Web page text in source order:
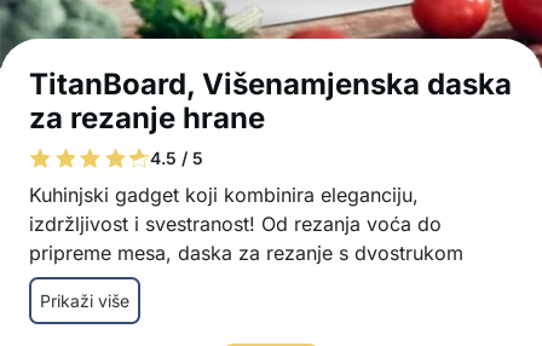
TitanBoard, Višenamjenska daska
za rezanje hrane
4.5 / 5
Kuhinjski gadget koji kombinira eleganciju,
izdržljivost i svestranost! Od rezanja voća do
pripreme mesa, daska za rezanje s dvostrukom
stranom savršen je izbor za svakodnevnu pripremu
obroka, čineći kuhanje još lakšim i profesionalnijim.
Dvostrana upotreba – jedna strana za povrće,
Prikaži više